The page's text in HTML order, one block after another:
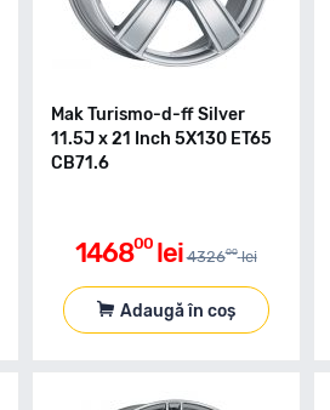
Mak Turismo-d-ff Silver
11.5J x 21 Inch 5X130 ET65
CB71.6
146800 lei 432600 lei
Adaugă în coș